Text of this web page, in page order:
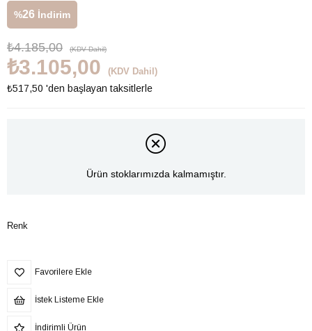
%26 İndirim
₺4.185,00 (KDV Dahil)
₺3.105,00 (KDV Dahil)
₺517,50 'den başlayan taksitlerle
Ürün stoklarımızda kalmamıştır.
Renk
Favorilere Ekle
İstek Listeme Ekle
İndirimli Ürün